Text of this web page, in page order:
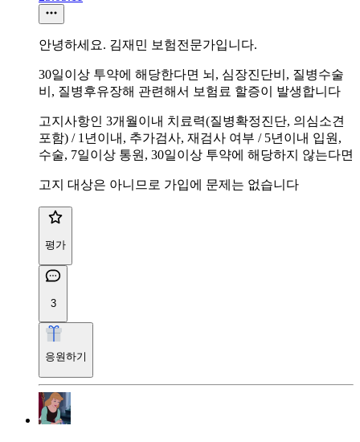
안녕하세요. 김재민 보험전문가입니다.
30일이상 투약에 해당한다면 뇌, 심장진단비, 질병수술
비, 질병후유장해 관련해서 보험료 할증이 발생합니다
고지사항인 3개월이내 치료력(질병확정진단, 의심소견
포함) / 1년이내, 추가검사, 재검사 여부 / 5년이내 입원,
수술, 7일이상 통원, 30일이상 투약에 해당하지 않는다면
고지 대상은 아니므로 가입에 문제는 없습니다
평가
3
응원하기